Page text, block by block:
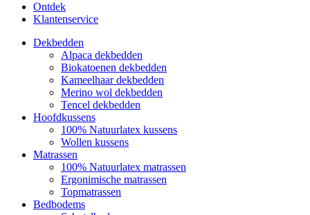
Ontdek
Klantenservice
Dekbedden
Alpaca dekbedden
Biokatoenen dekbedden
Kameelhaar dekbedden
Merino wol dekbedden
Tencel dekbedden
Hoofdkussens
100% Natuurlatex kussens
Wollen kussens
Matrassen
100% Natuurlatex matrassen
Ergonimische matrassen
Topmatrassen
Bedbodems